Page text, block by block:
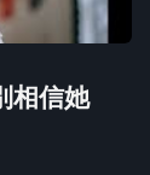
相信她